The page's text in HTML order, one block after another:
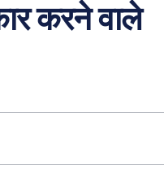
करने वाले